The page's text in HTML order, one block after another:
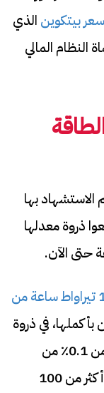
سعر بيتكوين الذي
المالي
الاستشهاد بها
ذروة معدلها
170000 تيراواط ساعة من
في ذروة
مستوى استهلاكها المقدر، تستخدم أقل من 0.1٪ من
استهلاك الطاقة في العالم، هذا لشبكة بها أكثر من 100